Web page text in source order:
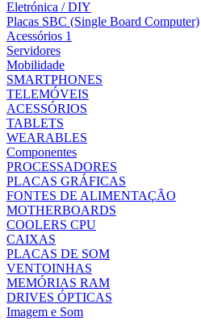
Eletrónica / DIY
Placas SBC (Single Board Computer)
Acessórios 1
Servidores
Mobilidade
SMARTPHONES
TELEMÓVEIS
ACESSÓRIOS
TABLETS
WEARABLES
Componentes
PROCESSADORES
PLACAS GRÁFICAS
FONTES DE ALIMENTAÇÃO
MOTHERBOARDS
COOLERS CPU
CAIXAS
PLACAS DE SOM
VENTOINHAS
MEMÓRIAS RAM
DRIVES ÓPTICAS
Imagem e Som